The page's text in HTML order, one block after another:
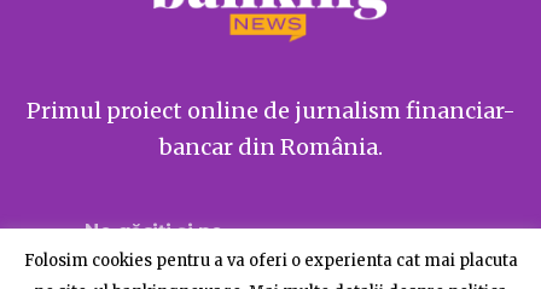
Primul proiect online de jurnalism financiar-
bancar din România.
Ne găsiți și pe
Folosim cookies pentru a va oferi o experienta cat mai placuta